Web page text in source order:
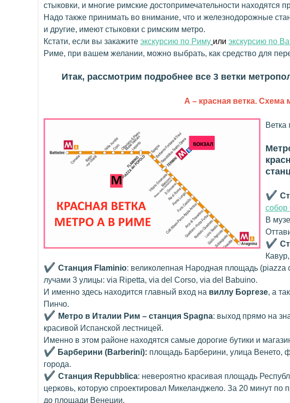
стыковки, и многие римские достопримечательности находятся
Надо также принимать во внимание, что и железнодорожные
и другие, имеют стыковки с римским метро.
Кстати, если вы закажите экскурсию по Риму или экскурсию по
Риме, при вашем желании, можно выбрать, как средство для
Итак, рассмотрим подробнее все 3 ветки
А – красная ветка. Схема
Ветка
✔
собор
В
✔
✔ Cтанция Flaminio: великолепная Народная площадь
лучами 3 улицы: via Ripetta, via del Corso, via del Babuino.
И именно здесь находится главный вход на виллу Боргезе, а
Пинчо.
✔ Метро в Италии Рим – станция Spagna: выход прямо на
красивой Испанской лестницей.
Именно в этом районе находятся самые дорогие бутики и
✔ Барберини (Barberini): площадь Барберини, улица Венето,
города.
✔ Cтанция Repubblica: невероятно красивая площадь
церковь, которую спроектировал Микеланджело. За 20 минут по
до площади Венеции.